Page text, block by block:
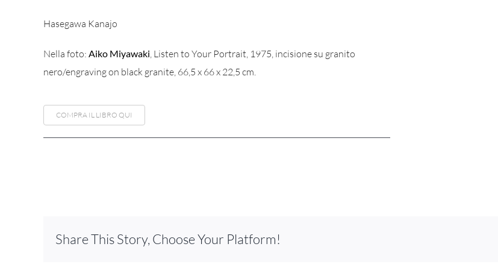
Hasegawa Kanajo
Nella foto: Aiko Miyawaki, Listen to Your Portrait, 1975, incisione su granito
nero/engraving on black granite, 66,5 x 66 x 22,5 cm.
COMPRA IL LIBRO QUI
Share This Story, Choose Your Platform!